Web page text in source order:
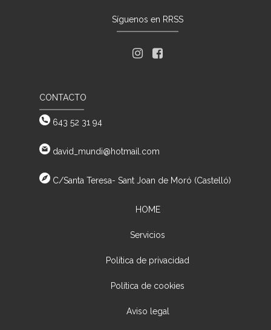
Síguenos en RRSS
CONTACTO
643 52 31 94
david_mundi@hotmail.com
C/Santa Teresa- Sant Joan de Moró (Castelló)
HOME
Servicios
Política de privacidad
Política de cookies
Aviso legal